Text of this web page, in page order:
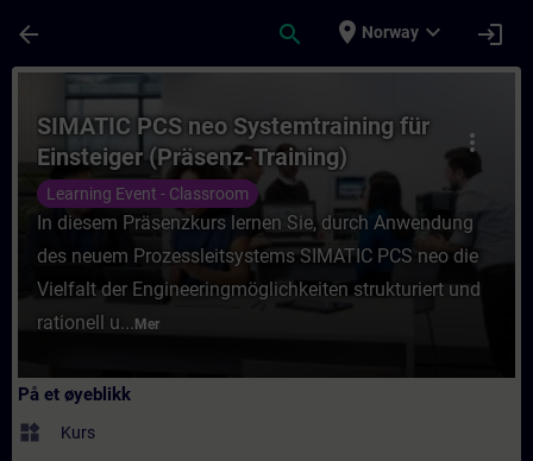
arrow_back search place Norway expand_more login
Kurs - SIMATIC PCS neo
more_vert
SIMATIC PCS neo Systemtraining für
Einsteiger (Präsenz-Training)
Learning Event - Classroom
In diesem Präsenzkurs lernen Sie, durch Anwendung
des neuem Prozessleitsystems SIMATIC PCS neo die
Vielfalt der Engineeringmöglichkeiten strukturiert und
rationell u... Mer
På et øyeblikk
widgets Kurs